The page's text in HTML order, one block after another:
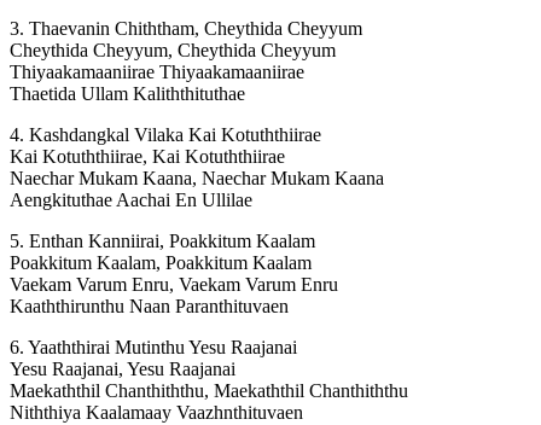
3. Thaevanin Chiththam, Cheythida Cheyyum
Cheythida Cheyyum, Cheythida Cheyyum
Thiyaakamaaniirae Thiyaakamaaniirae
Thaetida Ullam Kaliththituthae
4. Kashdangkal Vilaka Kai Kotuththiirae
Kai Kotuththiirae, Kai Kotuththiirae
Naechar Mukam Kaana, Naechar Mukam Kaana
Aengkituthae Aachai En Ullilae
5. Enthan Kanniirai, Poakkitum Kaalam
Poakkitum Kaalam, Poakkitum Kaalam
Vaekam Varum Enru, Vaekam Varum Enru
Kaaththirunthu Naan Paranthituvaen
6. Yaaththirai Mutinthu Yesu Raajanai
Yesu Raajanai, Yesu Raajanai
Maekaththil Chanthiththu, Maekaththil Chanthiththu
Niththiya Kaalamaay Vaazhnthituvaen